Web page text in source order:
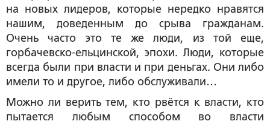
на новых лидеров, которые нередко нравятся
нашим, доведенным до срыва гражданам.
Очень часто это те же люди, из той еще,
горбачевско-ельцинской, эпохи. Люди, которые
всегда были при власти и при деньгах. Они либо
имели то и другое, либо обслуживали…
Можно ли верить тем, кто рвётся к власти, кто
пытается любым способом во власти